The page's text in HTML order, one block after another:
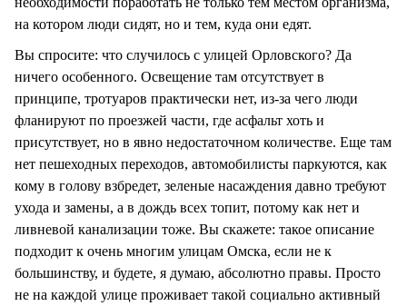
на котором люди сидят, но и тем, куда они едят.
Вы спросите: что случилось с улицей Орловского? Да
ничего особенного. Освещение там отсутствует в
принципе, тротуаров практически нет, из-за чего люди
фланируют по проезжей части, где асфальт хоть и
присутствует, но в явно недостаточном количестве. Еще там
нет пешеходных переходов, автомобилисты паркуются, как
кому в голову взбредет, зеленые насаждения давно требуют
ухода и замены, а в дождь всех топит, потому как нет и
ливневой канализации тоже. Вы скажете: такое описание
подходит к очень многим улицам Омска, если не к
большинству, и будете, я думаю, абсолютно правы. Просто
не на каждой улице проживает такой социально активный